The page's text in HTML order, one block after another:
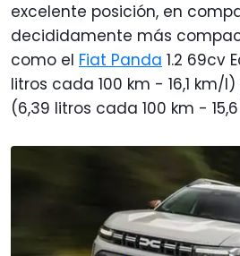
excelente posición, en
decididamente más
como el Fiat Panda 1.2 69cv
litros cada 100 km - 16,1 km/l)
(6,39 litros cada 100 km -